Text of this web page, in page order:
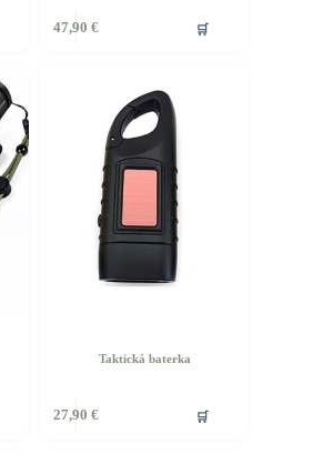
47,90 € 🛒
Taktická baterka
27,90 € 🛒